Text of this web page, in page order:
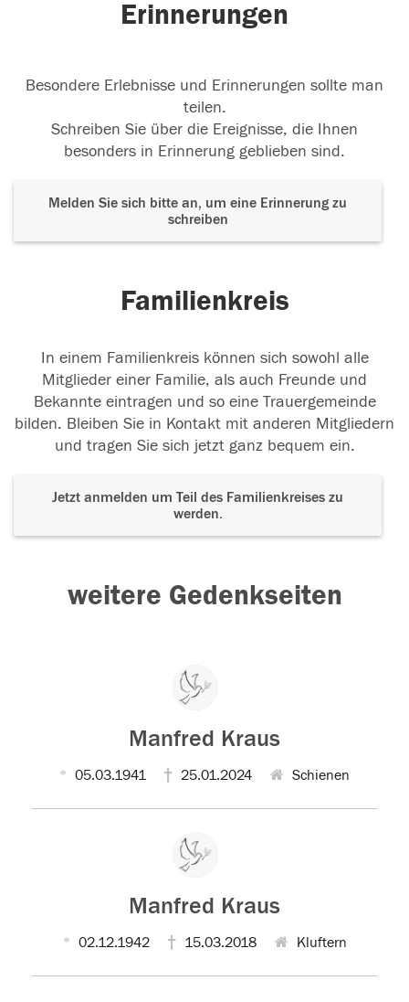
Erinnerungen
Besondere Erlebnisse und Erinnerungen sollte man
teilen.
Schreiben Sie über die Ereignisse, die Ihnen
besonders in Erinnerung geblieben sind.
Melden Sie sich bitte an, um eine Erinnerung zu
schreiben
Familienkreis
In einem Familienkreis können sich sowohl alle
Mitglieder einer Familie, als auch Freunde und
Bekannte eintragen und so eine Trauergemeinde
bilden. Bleiben Sie in Kontakt mit anderen Mitgliedern
und tragen Sie sich jetzt ganz bequem ein.
Jetzt anmelden um Teil des Familienkreises zu
werden.
weitere Gedenkseiten
Manfred Kraus
05.03.1941 25.01.2024 Schienen
Manfred Kraus
02.12.1942 15.03.2018 Kluftern